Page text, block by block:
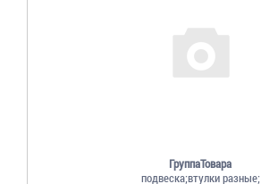
ГруппаТовара
подвеска;втулки разные;